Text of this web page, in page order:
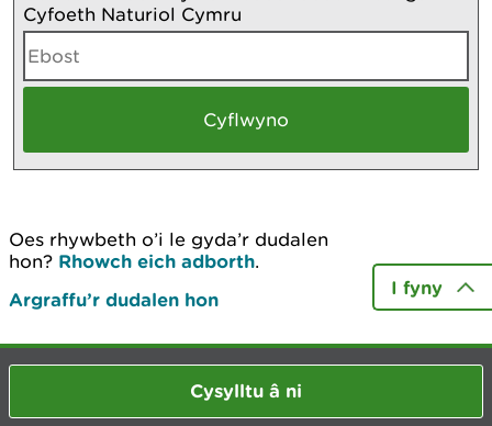
Cyfoeth Naturiol Cymru
Oes rhywbeth o’i le gyda’r dudalen
hon? Rhowch eich adborth.
Argraffu’r dudalen hon
I fyny
Cysylltu â ni